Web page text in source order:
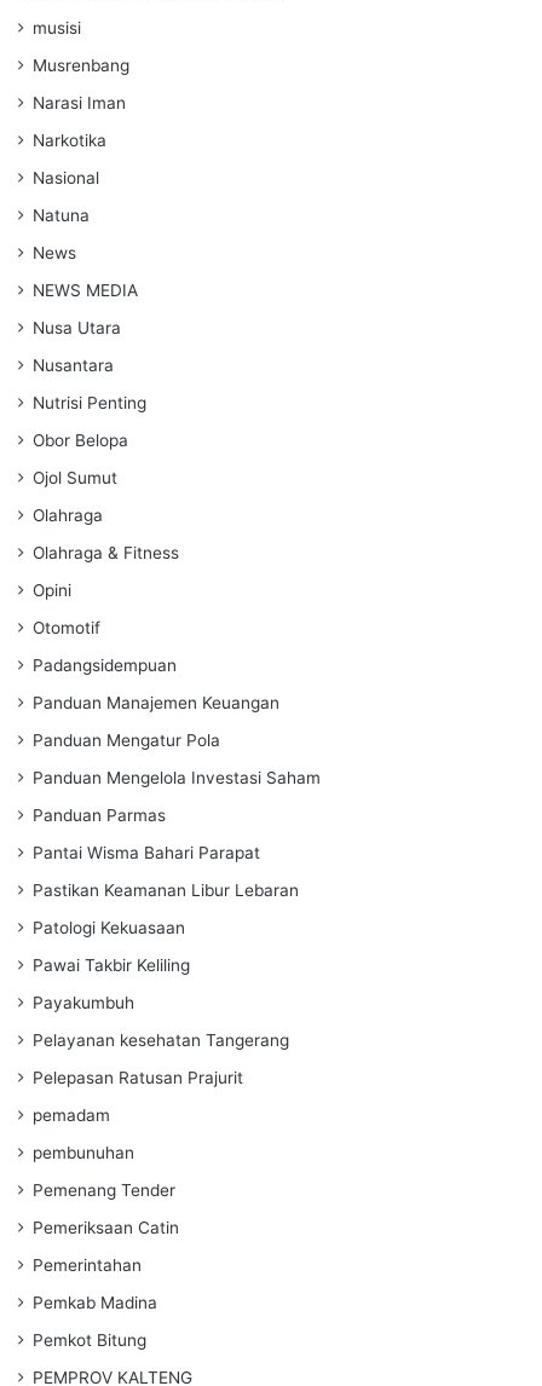
musisi
Musrenbang
Narasi Iman
Narkotika
Nasional
Natuna
News
NEWS MEDIA
Nusa Utara
Nusantara
Nutrisi Penting
Obor Belopa
Ojol Sumut
Olahraga
Olahraga & Fitness
Opini
Otomotif
Padangsidempuan
Panduan Manajemen Keuangan
Panduan Mengatur Pola
Panduan Mengelola Investasi Saham
Panduan Parmas
Pantai Wisma Bahari Parapat
Pastikan Keamanan Libur Lebaran
Patologi Kekuasaan
Pawai Takbir Keliling
Payakumbuh
Pelayanan kesehatan Tangerang
Pelepasan Ratusan Prajurit
pemadam
pembunuhan
Pemenang Tender
Pemeriksaan Catin
Pemerintahan
Pemkab Madina
Pemkot Bitung
PEMPROV KALTENG